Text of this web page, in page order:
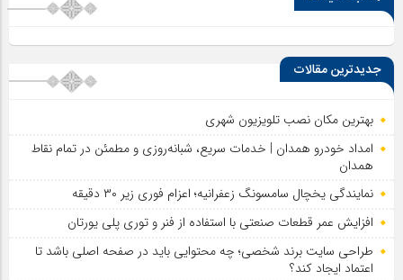
جدیدترین مقالات
بهترین مکان نصب تلویزیون شهری
امداد خودرو همدان | خدمات سریع، شبانه‌روزی و مطمئن در تمام نقاط
همدان
نمایندگی یخچال سامسونگ زعفرانیه؛ اعزام فوری زیر ۳۰ دقیقه
افزایش عمر قطعات صنعتی با استفاده از فنر و توری پلی یورتان
طراحی سایت برند شخصی؛ چه محتوایی باید در صفحه اصلی باشد تا
اعتماد ایجاد کند؟